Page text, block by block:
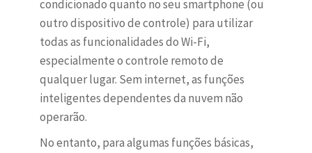
condicionado quanto no seu smartphone (ou
outro dispositivo de controle) para utilizar
todas as funcionalidades do Wi-Fi,
especialmente o controle remoto de
qualquer lugar. Sem internet, as funções
inteligentes dependentes da nuvem não
operarão.
No entanto, para algumas funções básicas,